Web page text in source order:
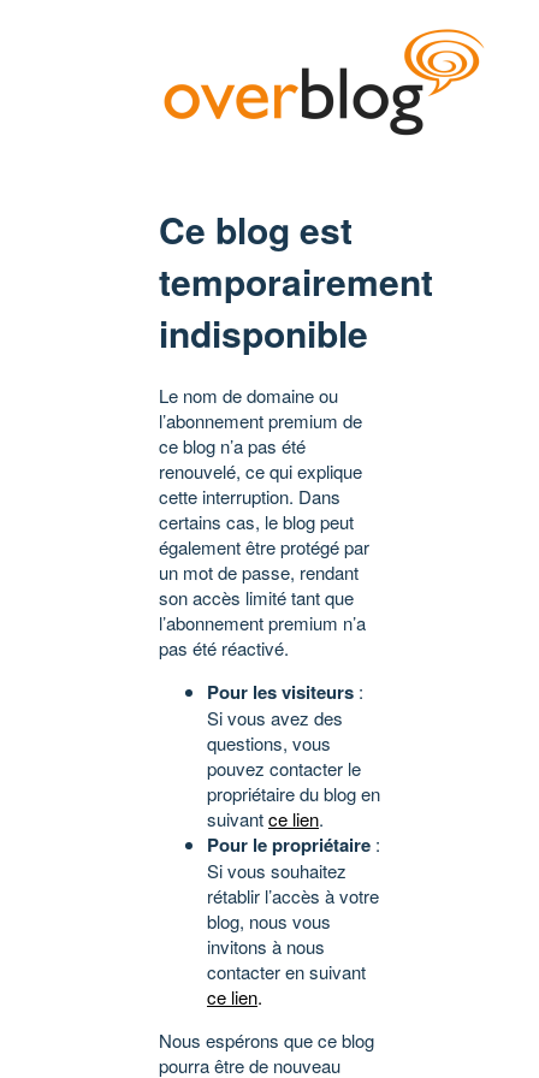
Ce blog est
temporairement
indisponible
Le nom de domaine ou
l’abonnement premium de
ce blog n’a pas été
renouvelé, ce qui explique
cette interruption. Dans
certains cas, le blog peut
également être protégé par
un mot de passe, rendant
son accès limité tant que
l’abonnement premium n’a
pas été réactivé.
Pour les visiteurs :
Si vous avez des
questions, vous
pouvez contacter le
propriétaire du blog en
suivantce lien.
Pour le propriétaire :
Si vous souhaitez
rétablir l’accès à votre
blog, nous vous
invitons à nous
contacter en suivant
ce lien.
Nous espérons que ce blog
pourra être de nouveau